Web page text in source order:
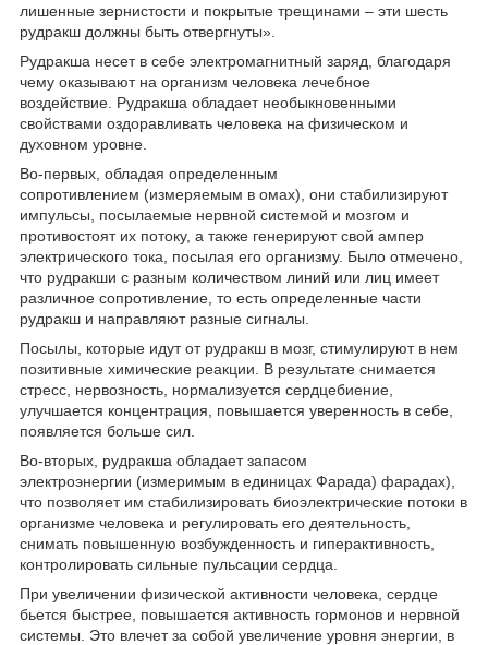
лишенные зернистости и покрытые трещинами – эти шесть
рудракш должны быть отвергнуты».
Рудракша несет в себе электромагнитный заряд, благодаря
чему оказывают на организм человека лечебное
воздействие. Рудракша обладает необыкновенными
свойствами оздоравливать человека на физическом и
духовном уровне.
Во-первых, обладая определенным
сопротивлением (измеряемым в омах), они стабилизируют
импульсы, посылаемые нервной системой и мозгом и
противостоят их потоку, а также генерируют свой ампер
электрического тока, посылая его организму. Было отмечено,
что рудракши с разным количеством линий или лиц имеет
различное сопротивление, то есть определенные части
рудракш и направляют разные сигналы.
Посылы, которые идут от рудракш в мозг, стимулируют в нем
позитивные химические реакции. В результате снимается
стресс, нервозность, нормализуется сердцебиение,
улучшается концентрация, повышается уверенность в себе,
появляется больше сил.
Во-вторых, рудракша обладает запасом
электроэнергии (измеримым в единицах Фарада) фарадах),
что позволяет им стабилизировать биоэлектрические потоки в
организме человека и регулировать его деятельность,
снимать повышенную возбужденность и гиперактивность,
контролировать сильные пульсации сердца.
При увеличении физической активности человека, сердце
бьется быстрее, повышается активность гормонов и нервной
системы. Это влечет за собой увеличение уровня энергии, в